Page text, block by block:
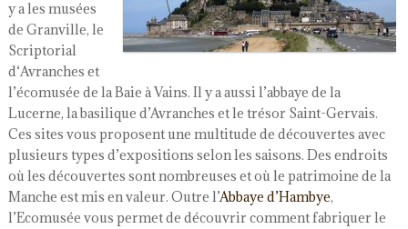
y a les musées
de Granville, le
Scriptorial
d‘Avranches et
l’écomusée de la Baie à Vains. Il y a aussi l’abbaye de la
Lucerne, la basilique d’Avranches et le trésor Saint-Gervais.
Ces sites vous proposent une multitude de découvertes avec
plusieurs types d’expositions selon les saisons. Des endroits
où les découvertes sont nombreuses et où le patrimoine de la
Manche est mis en valeur. Outre l’Abbaye d’Hambye,
l’Ecomusée vous permet de découvrir comment fabriquer le